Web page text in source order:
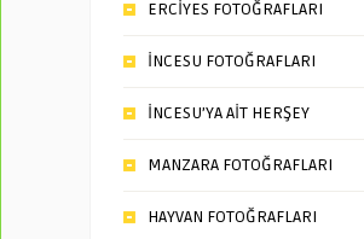
ERCİYES FOTOĞRAFLARI
İNCESU FOTOĞRAFLARI
İNCESU’YA AİT HERŞEY
MANZARA FOTOĞRAFLARI
HAYVAN FOTOĞRAFLARI